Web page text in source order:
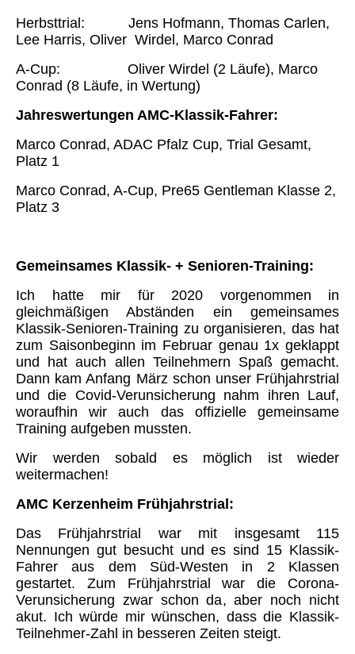
Herbsttrial: Jens Hofmann, Thomas Carlen,
Lee Harris, Oliver Wirdel, Marco Conrad
A-Cup: Oliver Wirdel (2 Läufe), Marco
Conrad (8 Läufe, in Wertung)
Jahreswertungen AMC-Klassik-Fahrer:
Marco Conrad, ADAC Pfalz Cup, Trial Gesamt,
Platz 1
Marco Conrad, A-Cup, Pre65 Gentleman Klasse 2,
Platz 3
Gemeinsames Klassik- + Senioren-Training:
Ich hatte mir für 2020 vorgenommen in
gleichmäßigen Abständen ein gemeinsames
Klassik-Senioren-Training zu organisieren, das hat
zum Saisonbeginn im Februar genau 1x geklappt
und hat auch allen Teilnehmern Spaß gemacht.
Dann kam Anfang März schon unser Frühjahrstrial
und die Covid-Verunsicherung nahm ihren Lauf,
woraufhin wir auch das offizielle gemeinsame
Training aufgeben mussten.
Wir werden sobald es möglich ist wieder
weitermachen!
AMC Kerzenheim Frühjahrstrial:
Das Frühjahrstrial war mit insgesamt 115
Nennungen gut besucht und es sind 15 Klassik-
Fahrer aus dem Süd-Westen in 2 Klassen
gestartet. Zum Frühjahrstrial war die Corona-
Verunsicherung zwar schon da, aber noch nicht
akut. Ich würde mir wünschen, dass die Klassik-
Teilnehmer-Zahl in besseren Zeiten steigt.